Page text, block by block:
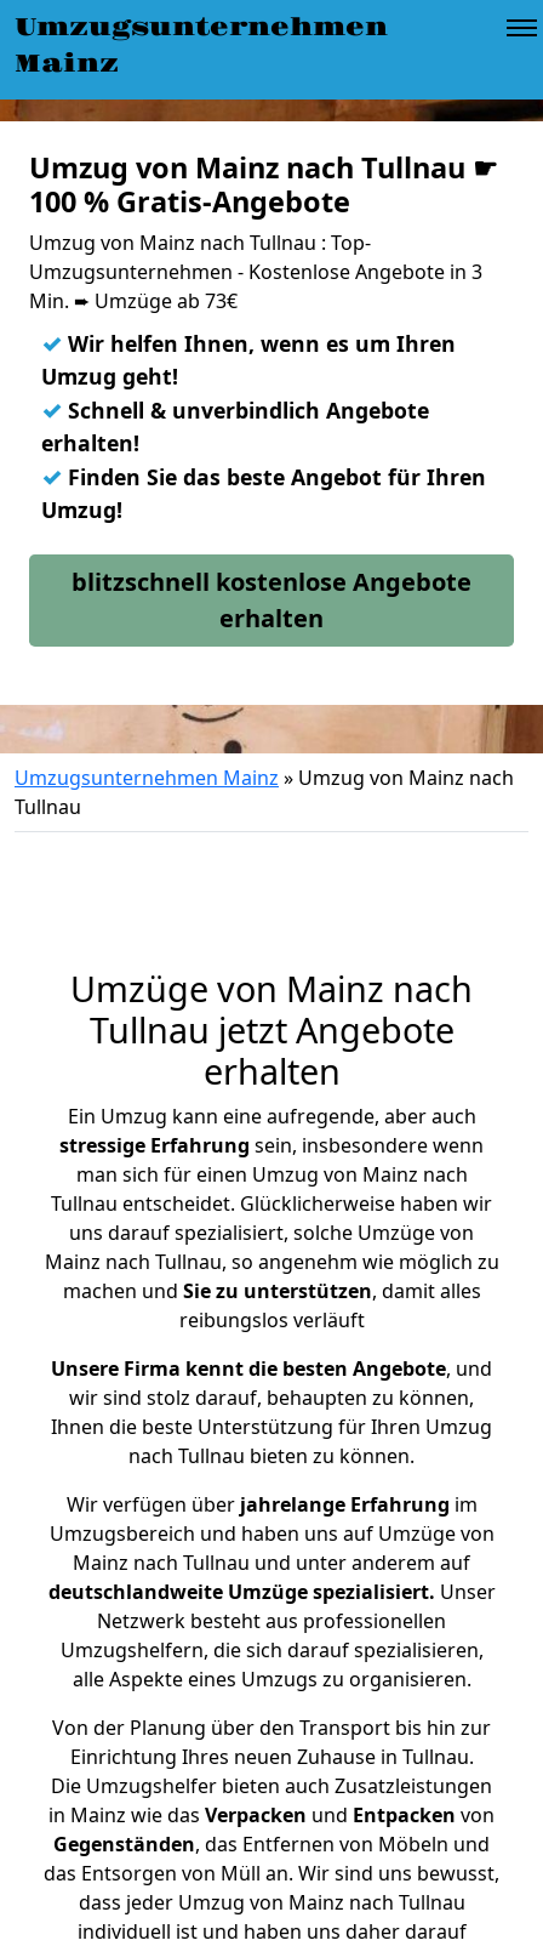
Umzugsunternehmen
Mainz
Umzug von Mainz nach Tullnau ☛
100 % Gratis-Angebote
Umzug von Mainz nach Tullnau : Top-
Umzugsunternehmen - Kostenlose Angebote in 3
Min. ➨ Umzüge ab 73€
✓ Wir helfen Ihnen, wenn es um Ihren
Umzug geht!
✓ Schnell & unverbindlich Angebote
erhalten!
✓ Finden Sie das beste Angebot für Ihren
Umzug!
blitzschnell kostenlose Angebote
erhalten
Umzugsunternehmen Mainz » Umzug von Mainz nach
Tullnau
Umzüge von Mainz nach
Tullnau jetzt Angebote
erhalten
Ein Umzug kann eine aufregende, aber auch
stressige Erfahrung sein, insbesondere wenn
man sich für einen Umzug von Mainz nach
Tullnau entscheidet. Glücklicherweise haben wir
uns darauf spezialisiert, solche Umzüge von
Mainz nach Tullnau, so angenehm wie möglich zu
machen und Sie zu unterstützen, damit alles
reibungslos verläuft
Unsere Firma kennt die besten Angebote, und
wir sind stolz darauf, behaupten zu können,
Ihnen die beste Unterstützung für Ihren Umzug
nach Tullnau bieten zu können.
Wir verfügen überjahrelange Erfahrung im
Umzugsbereich und haben uns auf Umzüge von
Mainz nach Tullnau und unter anderem auf
deutschlandweite Umzüge spezialisiert. Unser
Netzwerk besteht aus professionellen
Umzugshelfern, die sich darauf spezialisieren,
alle Aspekte eines Umzugs zu organisieren.
Von der Planung über den Transport bis hin zur
Einrichtung Ihres neuen Zuhause in Tullnau.
Die Umzugshelfer bieten auch Zusatzleistungen
in Mainz wie das Verpacken und Entpacken von
Gegenständen, das Entfernen von Möbeln und
das Entsorgen von Müll an. Wir sind uns bewusst,
dass jeder Umzug von Mainz nach Tullnau
individuell ist und haben uns daher darauf